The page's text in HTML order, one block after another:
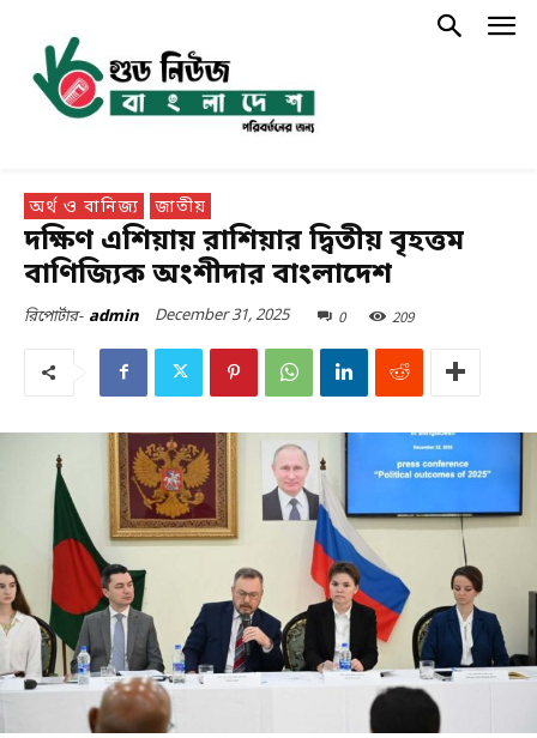
অর্থ ও বানিজ্য জাতীয়
দক্ষিণ এশিয়ায় রাশিয়ার দ্বিতীয় বৃহত্তম
বাণিজ্যিক অংশীদার বাংলাদেশ
রিপোর্টার- admin December 31, 2025 0 209